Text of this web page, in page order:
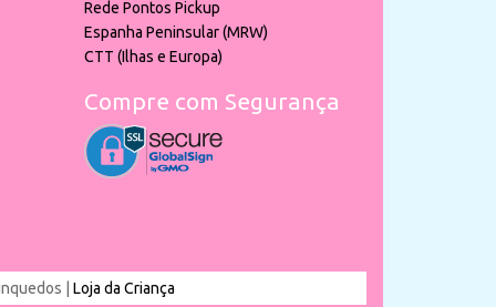
Rede Pontos Pickup
Espanha Peninsular (MRW)
CTT (Ilhas e Europa)
Compre com Segurança
| Loja da Criança